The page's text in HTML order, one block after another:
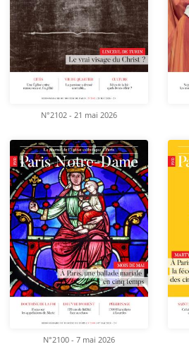
N°2102 - 21 mai 2026
N°2100 - 7 mai 2026